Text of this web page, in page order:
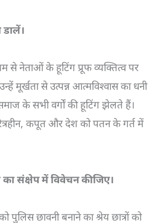
से नेताओं के हूटिंग प्रूफ व्यक्तित्व पर
मूर्खता से उत्पन्न आत्मविश्वास का धनी
के सभी वर्गों की हूटिंग झेलते हैं।
कपूत और देश को पतन के गर्त में
संक्षेप में विवेचन कीजिए।
पुलिस छावनी बनाने का श्रेय छात्रों को